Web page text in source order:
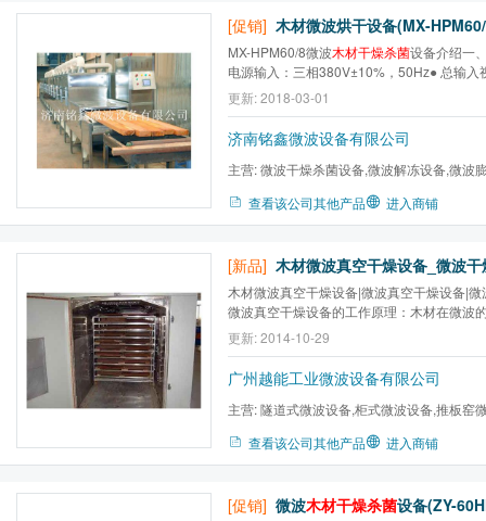
[促销] 木材微波烘干设备(MX-
MX-HPM60/8微波木材干燥杀菌设备介绍一
电源输入：三相380V±10%，50Hz● 总输入
96kW● 微波输出功率：≥60kW功率可调（
率：2450MHz±50MHz● 外型尺寸： （约
㎜（长×宽×高）● 进出料口高度：60㎜● 传
送速度：0～5 m/min●
更新: 2018-03-01
济南铭鑫微波设备有限公司
主营:微波干燥杀菌设备,微波解冻设备,微波
查看该公司其他产品 进入商铺
[新品]
木材微波真空干燥设备|微波真空干燥设备|
微波真空干燥设备的工作原理：木材在微波
极性分子吸收微波而迅速提高温度，这一过
的，没有热传导的过程，且加热均匀，不会
现象。因而微波加热加热迅速、加热均匀、
更新: 2014-10-29
广州越能工业微波设备有限公司
主营:隧道式微波设备,柜式微波设备,推板窑
查看该公司其他产品 进入商铺
[促销] 微波木材干燥杀菌设备(ZY-